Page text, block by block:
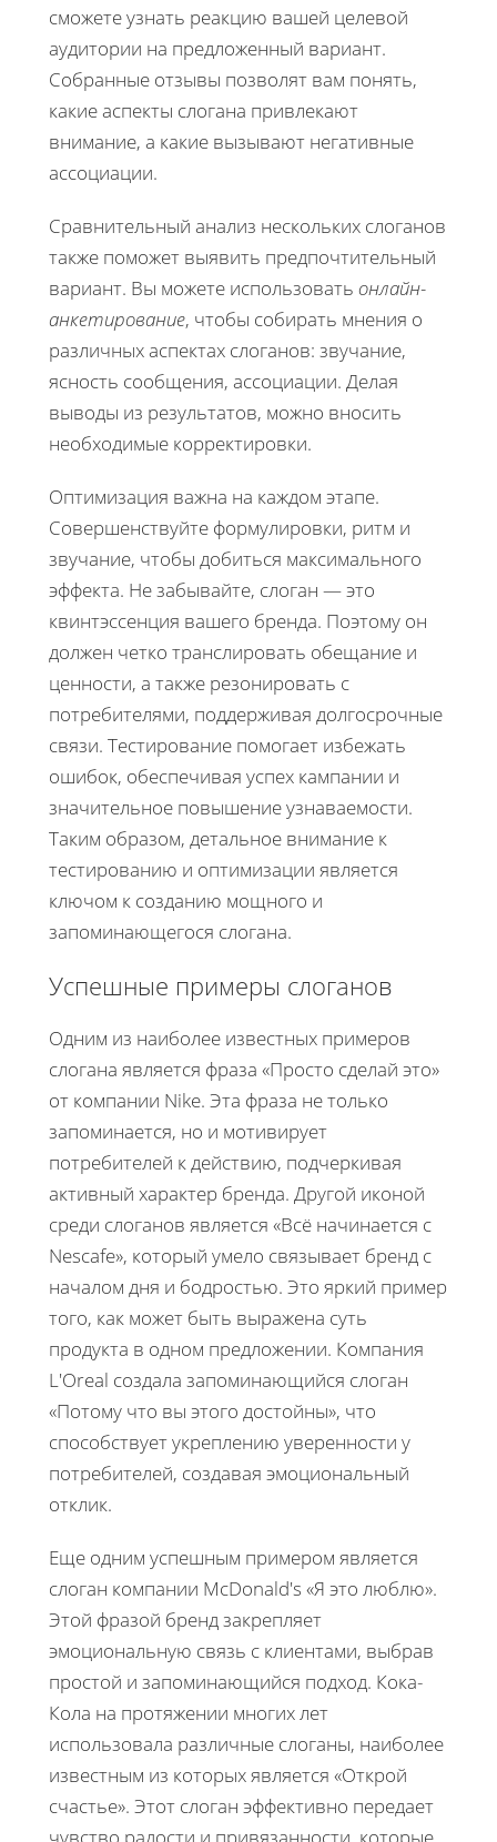
сможете узнать реакцию вашей целевой
аудитории на предложенный вариант.
Собранные отзывы позволят вам понять,
какие аспекты слогана привлекают
внимание, а какие вызывают негативные
ассоциации.
Сравнительный анализ нескольких слоганов
также поможет выявить предпочтительный
вариант. Вы можете использовать онлайн-
анкетирование, чтобы собирать мнения о
различных аспектах слоганов: звучание,
ясность сообщения, ассоциации. Делая
выводы из результатов, можно вносить
необходимые корректировки.
Оптимизация важна на каждом этапе.
Совершенствуйте формулировки, ритм и
звучание, чтобы добиться максимального
эффекта. Не забывайте, слоган — это
квинтэссенция вашего бренда. Поэтому он
должен четко транслировать обещание и
ценности, а также резонировать с
потребителями, поддерживая долгосрочные
связи. Тестирование помогает избежать
ошибок, обеспечивая успех кампании и
значительное повышение узнаваемости.
Таким образом, детальное внимание к
тестированию и оптимизации является
ключом к созданию мощного и
запоминающегося слогана.
Успешные примеры слоганов
Одним из наиболее известных примеров
слогана является фраза «Просто сделай это»
от компании Nike. Эта фраза не только
запоминается, но и мотивирует
потребителей к действию, подчеркивая
активный характер бренда. Другой иконой
среди слоганов является «Всё начинается с
Nescafe», который умело связывает бренд с
началом дня и бодростью. Это яркий пример
того, как может быть выражена суть
продукта в одном предложении. Компания
L'Oreal создала запоминающийся слоган
«Потому что вы этого достойны», что
способствует укреплению уверенности у
потребителей, создавая эмоциональный
отклик.
Еще одним успешным примером является
слоган компании McDonald's «Я это люблю».
Этой фразой бренд закрепляет
эмоциональную связь с клиентами, выбрав
простой и запоминающийся подход. Кока-
Кола на протяжении многих лет
использовала различные слоганы, наиболее
известным из которых является «Открой
счастье». Этот слоган эффективно передает
чувство радости и привязанности, которые